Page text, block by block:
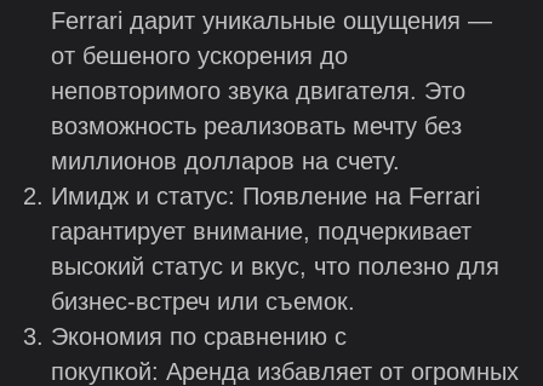
Ferrari дарит уникальные ощущения —
от бешеного ускорения до
неповторимого звука двигателя. Это
возможность реализовать мечту без
миллионов долларов на счету.
Имидж и статус: Появление на Ferrari
гарантирует внимание, подчеркивает
высокий статус и вкус, что полезно для
бизнес-встреч или съемок.
Экономия по сравнению с
покупкой: Аренда избавляет от огромных